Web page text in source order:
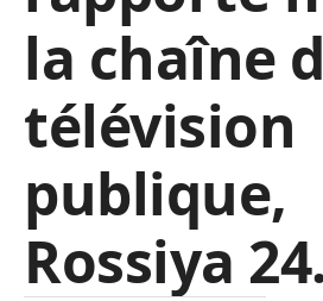
la chaîne
télévision
publique,
Rossiya 24.